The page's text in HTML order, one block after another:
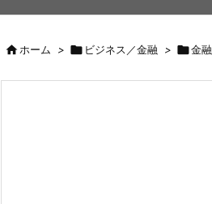
ホーム >  ビジネス／金融 > 金融